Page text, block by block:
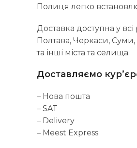
Полиця легко
Доставка доступна у
Полтава, Черкаси,
та інші міста та селища.
Доставляємо
– Нова пошта
– SAT
– Delivery
– Meest Express